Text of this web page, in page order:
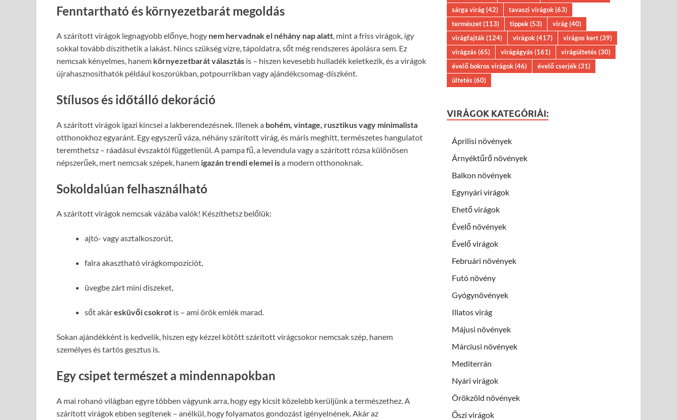
Fenntartható és környezetbarát megoldás
A szárított virágok legnagyobb előnye, hogy nem hervadnak el néhány nap alatt, mint a friss virágok, így
sokkal tovább díszíthetik a lakást. Nincs szükség vízre, tápoldatra, sőt még rendszeres ápolásra sem. Ez
nemcsak kényelmes, hanem környezetbarát választás is – hiszen kevesebb hulladék keletkezik, és a virágok
újrahasznosíthatók például koszorúkban, potpourrikban vagy ajándékcsomag-díszként.
Stílusos és időtálló dekoráció
A szárított virágok igazi kincsei a lakberendezésnek. Illenek a bohém, vintage, rusztikus vagy minimalista
otthonokhoz egyaránt. Egy egyszerű váza, néhány szárított virág, és máris meghitt, természetes hangulatot
teremthetsz – ráadásul évszaktól függetlenül. A pampa fű, a levendula vagy a szárított rózsa különösen
népszerűek, mert nemcsak szépek, hanem igazán trendi elemei isa modern otthonoknak.
Sokoldalúan felhasználható
A szárított virágok nemcsak vázába valók! Készíthetsz belőlük:
ajtó- vagy asztalkoszorút,
falra akasztható virágkompozíciót,
üvegbe zárt mini díszeket,
sőt akáresküvői csokrot is – ami örök emlék marad.
Sokan ajándékként is kedvelik, hiszen egy kézzel kötött szárított virágcsokor nemcsak szép, hanem
személyes és tartós gesztus is.
Egy csipet természet a mindennapokban
A mai rohanó világban egyre többen vágyunk arra, hogy egy kicsit közelebb kerüljünk a természethez. A
szárított virágok ebben segítenek – anélkül, hogy folyamatos gondozást igényelnének. Akár az
sárga virág(42) tavaszi virágok(63)
természet(113) tippek(53) virág(40)
virágfajták(124) virágok(417) virágos kert(39)
virágzás(65) virágágyás(161) virágültetés(30)
évelő bokros virágok(46) évelő cserjék(31)
ültetés(60)
VIRÁGOK KATEGÓRIÁI:
Áprilisi növények
Árnyéktűrő növények
Balkon növények
Egynyári virágok
Ehető virágok
Évelő növények
Évelő virágok
Februári növények
Futó növény
Gyógynövények
Illatos virág
Májusi növények
Márciusi növények
Mediterrán
Nyári virágok
Örökzöld növények
Őszi virágok